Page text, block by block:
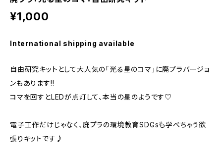
¥1,000
International shipping available
自由研究キットとして大人気の「光る星のコマ」に廃プラバージョ
ンもあります!!
コマを回すとLEDが点灯して、本当の星のようです♡
電子工作だけじゃなく、廃プラの環境教育SDGsも学べちゃう欲
張りキットです♪